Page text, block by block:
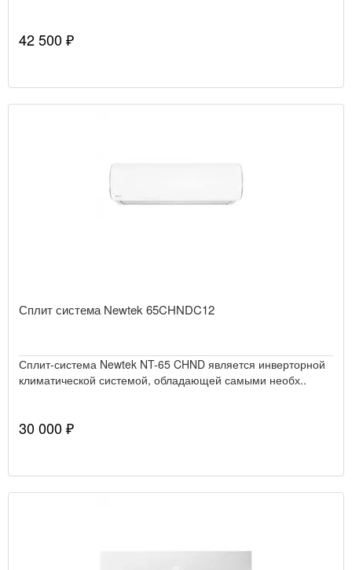
42 500 ₽
Сплит система Newtek 65CHNDC12
Сплит-система Newtek NT-65 CHND является инверторной
климатической системой, обладающей самыми необх..
30 000 ₽